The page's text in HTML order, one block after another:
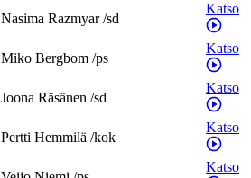
Nasima Razmyar/sd
Katso
Miko Bergbom /ps
Katso
Joona Räsänen /sd
Katso
Pertti Hemmilä /kok
Katso
Katso